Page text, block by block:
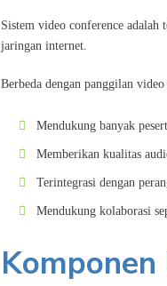
Sistem video conference
jaringan internet.
Berbeda dengan panggilan
Mendukung banyak
Memberikan kualitas
Terintegrasi dengan
Mendukung kolaborasi